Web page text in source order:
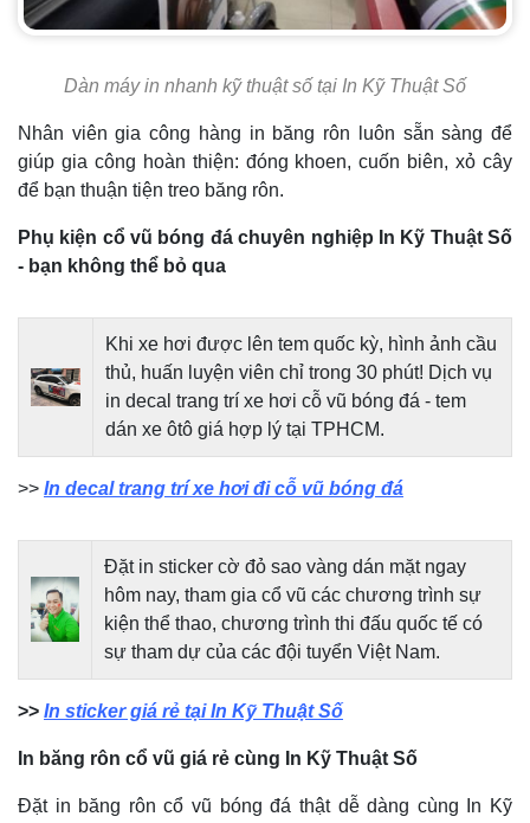
Dàn máy in nhanh kỹ thuật số tại In Kỹ Thuật Số
Nhân viên gia công hàng in băng rôn luôn sẵn sàng để
giúp gia công hoàn thiện: đóng khoen, cuốn biên, xỏ cây
để bạn thuận tiện treo băng rôn.
Phụ kiện cổ vũ bóng đá chuyên nghiệp In Kỹ Thuật Số
- bạn không thể bỏ qua
Khi xe hơi được lên tem quốc kỳ, hình ảnh cầu
thủ, huấn luyện viên chỉ trong 30 phút! Dịch vụ
in decal trang trí xe hơi cỗ vũ bóng đá - tem
dán xe ôtô giá hợp lý tại TPHCM.
>> In decal trang trí xe hơi đi cỗ vũ bóng đá
Đặt in sticker cờ đỏ sao vàng dán mặt ngay
hôm nay, tham gia cổ vũ các chương trình sự
kiện thể thao, chương trình thi đấu quốc tế có
sự tham dự của các đội tuyển Việt Nam.
>> In sticker giá rẻ tại In Kỹ Thuật Số
In băng rôn cổ vũ giá rẻ cùng In Kỹ Thuật Số
Đặt in băng rôn cổ vũ bóng đá thật dễ dàng cùng In Kỹ